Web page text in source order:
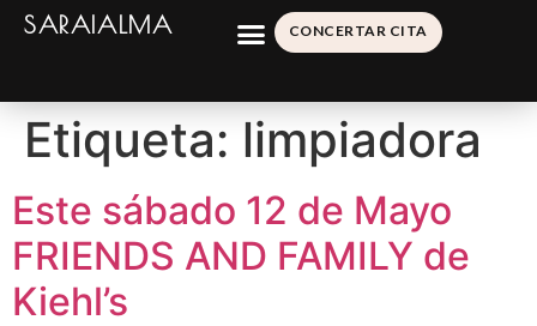
SARAIALMA CONCERTAR CITA
Etiqueta: limpiadora
Este sábado 12 de Mayo
FRIENDS AND FAMILY de
Kiehl’s